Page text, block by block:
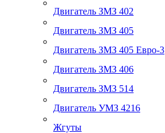
Двигатель ЗМЗ 402
Двигатель ЗМЗ 405
Двигатель ЗМЗ 405 Евро-3
Двигатель ЗМЗ 406
Двигатель ЗМЗ 514
Двигатель УМЗ 4216
Жгуты